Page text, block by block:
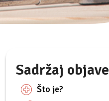
Sadržaj objave
Što je?